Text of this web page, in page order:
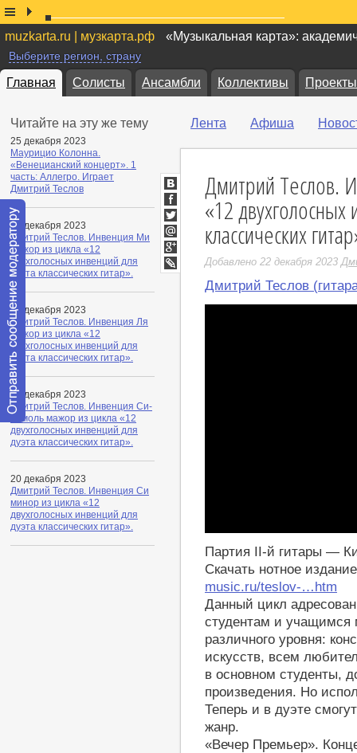
muzkarta.ru | музкарта.рф «Музыкальная карта»:
Выберите регион, страну
Главная Солисты Ансамбли Коллективы Проекты
Читайте на эту же тему
25 декабря 2023
Маурицио Колонна.
«Венецианский концерт». 1
часть: Аллегро. Играет
Дмитрий Теслов
24 декабря 2023
Дмитрий Теслов. Инвенция Ми
мажор из цикла «12
двухголосных инвенций для
дуэта классических гитар».
23 декабря 2023
Дмитрий Теслов. Инвенция Ля
мажор из цикла «12
двухголосных инвенций для
дуэта классических гитар».
21 декабря 2023
Дмитрий Теслов. Инвенция Си-
бемоль мажор из цикла «12
двухголосных инвенций для
дуэта классических гитар».
20 декабря 2023
Дмитрий Теслов. Инвенция Си
минор из цикла «12
двухголосных инвенций для
дуэта классических гитар».
Лента Афиша
Дмитрий Теслов.
«12 двухголосных
классических
Добавлено 22 декабря 2023
Дмитрий Теслов
Партия II-й гитары —
Скачать нотное
music.ru/teslov-…htm
Данный цикл
студентам и учащимся
различного уровня:
искусств, всем
в основном студенты,
произведения. Но
Теперь и в дуэте
жанр.
«Вечер Премьер».
ВКонтакте
Facebook
Twitter
Мой
Мир
Google+
LiveJournal
Отправить
сообщение